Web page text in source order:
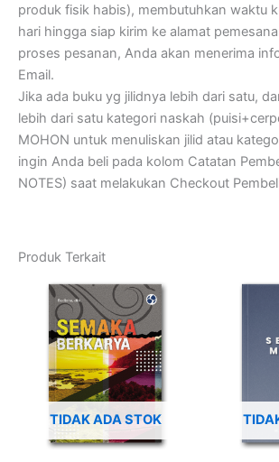
produk fisik habis), membutuhkan waktu
hari hingga siap kirim ke alamat
proses pesanan, Anda akan menerima
Email.
Jika ada buku yg jilidnya lebih dari satu,
lebih dari satu kategori naskah
MOHON untuk menuliskan jilid atau
ingin Anda beli pada kolom Catatan
NOTES) saat melakukan Checkout
Produk Terkait
TIDAK ADA STOK